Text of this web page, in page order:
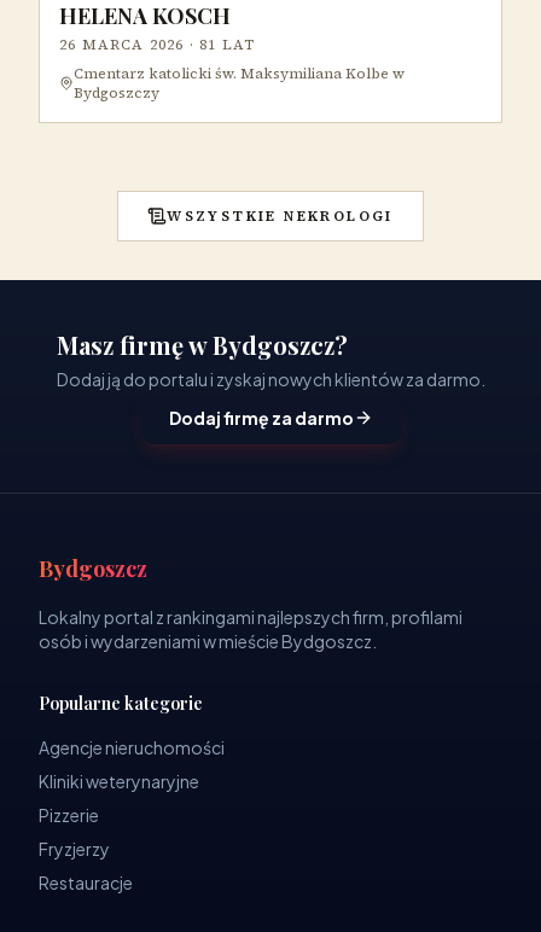
HELENA KOSCH
26 MARCA 2026 · 81 LAT
Cmentarz katolicki św. Maksymiliana Kolbe w
Bydgoszczy
WSZYSTKIE NEKROLOGI
Masz firmę w Bydgoszcz?
Dodaj ją do portalu i zyskaj nowych klientów za darmo.
Dodaj firmę za darmo
Bydgoszcz
Lokalny portal z rankingami najlepszych firm, profilami
osób i wydarzeniami w mieście Bydgoszcz.
Popularne kategorie
Agencje nieruchomości
Kliniki weterynaryjne
Pizzerie
Fryzjerzy
Restauracje